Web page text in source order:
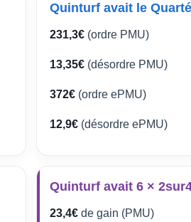
Quinturf avait le
231,3€ (ordre PMU)
13,35€ (désordre PMU)
372€ (ordre ePMU)
12,9€ (désordre ePMU)
Quinturf avait 6 ×
23,4€ de gain (PMU)